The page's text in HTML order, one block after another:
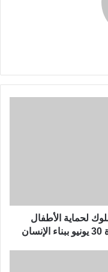
لحماية الأطفال